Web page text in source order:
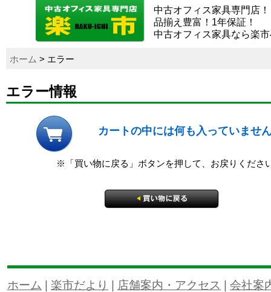
中古オフィス家具専門店！
品揃え豊富！1年保証！
中古オフィス家具なら楽
ホーム > エラー
エラー情報
カートの中には何も入っていませ
※「買い物に戻る」ボタンを押して、お戻りくださ
ホーム 楽市だより 店舗案内・アクセス
会社案